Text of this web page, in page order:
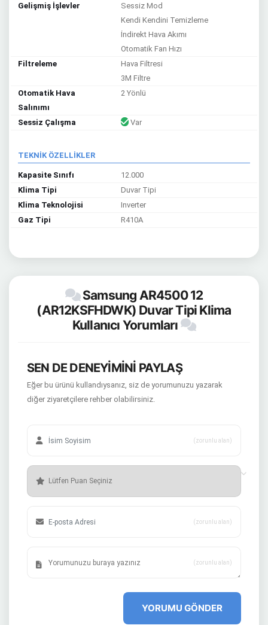
Gelişmiş İşlevler
Sessiz Mod
Kendi Kendini Temizleme
İndirekt Hava Akımı
Otomatik Fan Hızı
Filtreleme
Hava Filtresi
3M Filtre
Otomatik Hava
Salınımı
2 Yönlü
Sessiz Çalışma Var
TEKNİK ÖZELLİKLER
Kapasite Sınıfı
12.000
Klima Tipi
Duvar Tipi
Klima Teknolojisi
Inverter
Gaz Tipi
R410A
Samsung AR4500 12
(AR12KSFHDWK) Duvar Tipi Klima
Kullanıcı Yorumları
SEN DE DENEYİMİNİ PAYLAŞ
Eğer bu ürünü kullandıysanız, siz de yorumunuzu yazarak
diğer ziyaretçilere rehber olabilirsiniz.
(zorunlu alan)
(zorunlu alan)
(zorunlu alan)
YORUMU GÖNDER